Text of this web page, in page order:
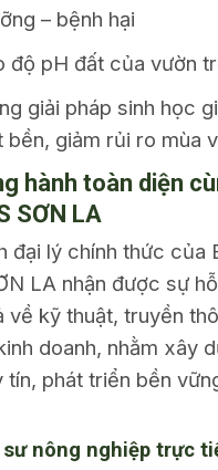
– bệnh hại
độ pH đất của vườn
giải pháp sinh học
bền, giảm rủi ro mùa
hành toàn diện
SƠN LA
đại lý chính thức của
LA nhận được sự
về kỹ thuật, truyền
doanh, nhằm xây
tín, phát triển bền
sư nông nghiệp trực